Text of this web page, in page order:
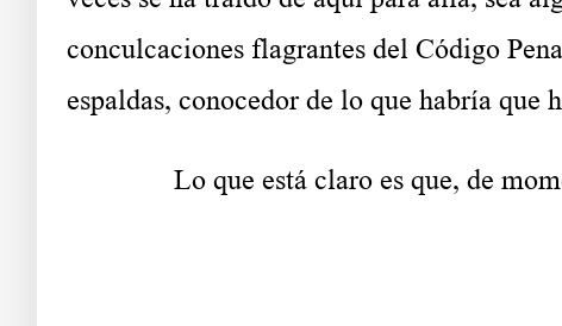
conculcaciones flagrantes del Código
espaldas, conocedor de lo que habría
Lo que está claro es que, de